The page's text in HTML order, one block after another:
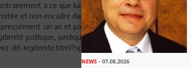
a ce que lui et ses amis soutiennent le
et non encadré dans le temps. les électeurs ont
:un an et pas plus.Que l'on tourne la
politique, juridique et morale. http://
dit-legitimite.html?spref=fb
NEWS - 07.08.2026